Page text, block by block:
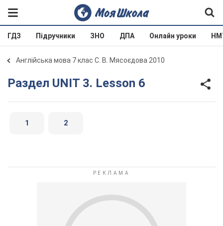
ГДЗ Підручники ЗНО ДПА Онлайн уроки
Англійська мова 7 клас С. В. Мясоєдова 2010
Раздел UNIT 3. Lesson 6
1 2